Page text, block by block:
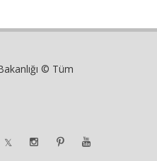
© Tüm